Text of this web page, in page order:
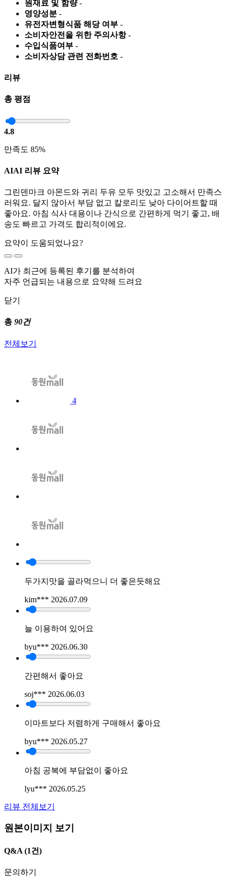
원재료 및 함량 -
영양성분 -
유전자변형식품 해당 여부 -
소비자안전을 위한 주의사항 -
수입식품여부 -
소비자상담 관련 전화번호 -
리뷰
총 평점
4.8
만족도 85%
AIAI 리뷰 요약
그린덴마크 아몬드와 귀리 두유 모두 맛있고 고소해서 만족스
러워요. 달지 않아서 부담 없고 칼로리도 낮아 다이어트할 때
좋아요. 아침 식사 대용이나 간식으로 간편하게 먹기 좋고, 배
송도 빠르고 가격도 합리적이에요.
요약이 도움되었나요?
AI가 최근에 등록된 후기를 분석하여
자주 언급되는 내용으로 요약해 드려요
닫기
총 90건
전체보기
4
두가지맛을 골라먹으니 더 좋은듯해요
kim*** 2026.07.09
늘 이용하여 있어요
byu*** 2026.06.30
간편해서 좋아요
soj*** 2026.06.03
이마트보다 저렴하게 구매해서 좋아요
byu*** 2026.05.27
아침 공복에 부담없이 좋아요
lyu*** 2026.05.25
리뷰 전체보기
원본이미지 보기
Q&A (1건)
문의하기